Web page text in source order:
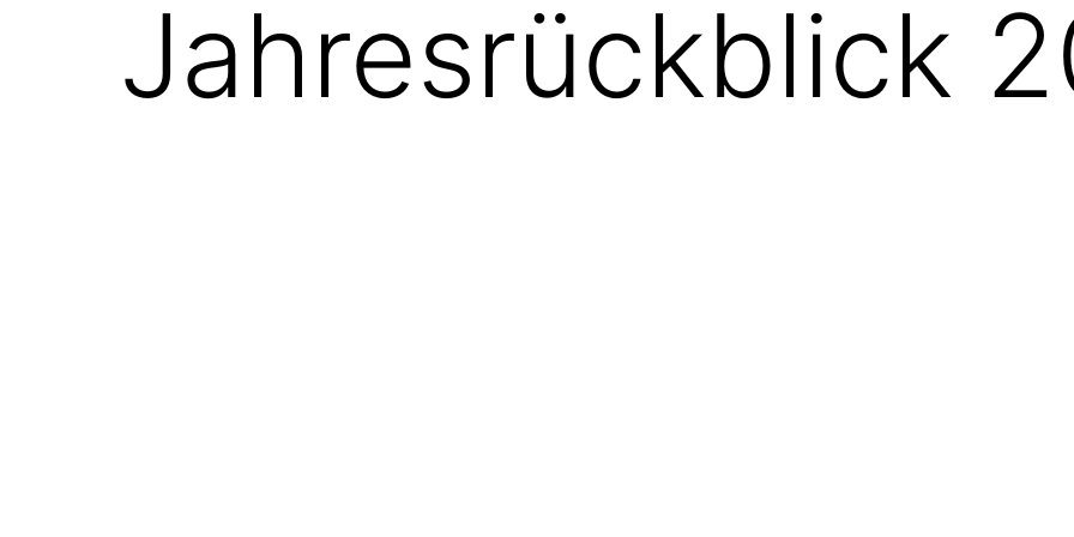
Jahresrückblick